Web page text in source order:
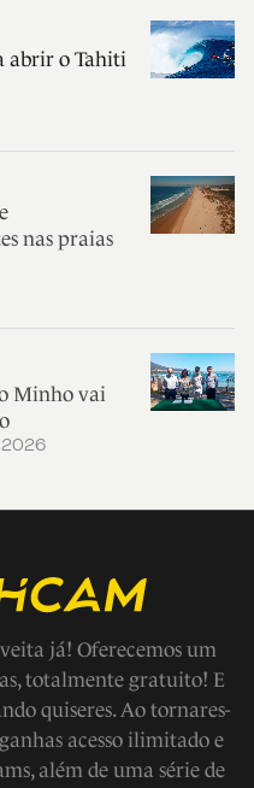
abrir o Tahiti
nas praias
Minho vai
já! Oferecemos um
totalmente gratuito! E
quiseres. Ao tornares-
acesso ilimitado e
além de uma série de